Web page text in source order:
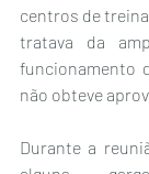
centros de
tratava da
funcionamento
não obteve
Durante a